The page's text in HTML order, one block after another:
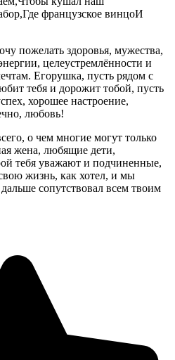
французское винцоИ
пожелать здоровья, мужества,
целеустремлённости и
Егорушка, пусть рядом с
тебя и дорожит тобой, пусть
хорошее настроение,
любовь!
о чем многие могут только
жена, любящие дети,
тебя уважают и подчиненные,
жизнь, как хотел, и мы
сопутствовал всем твоим